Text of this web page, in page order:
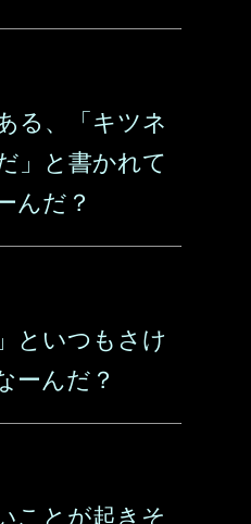
る、「キツネ
」と書かれて
んだ？
といつもさけ
ーんだ？
ことが起きそ